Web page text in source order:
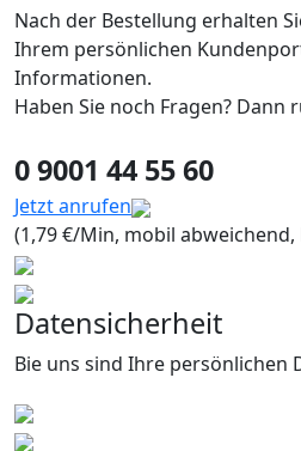
Nach der Bestellung erhalten
Ihrem persönlichen
Informationen.
Haben Sie noch Fragen? Dann
0 9001 44 55 60
Jetzt anrufen
(1,79 €/Min, mobil abweichend,
Datensicherheit
Bie uns sind Ihre persönlichen